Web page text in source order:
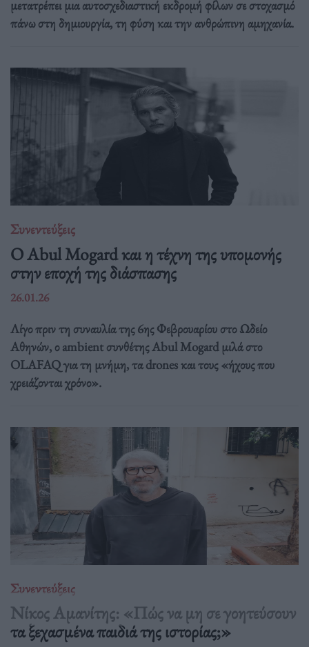
μετατρέπει μια αυτοσχεδιαστική εκδρομή φίλων σε στοχασμό
πάνω στη δημιουργία, τη φύση και την ανθρώπινη αμηχανία.
Συνεντεύξεις
Ο Abul Mogard και η τέχνη της υπομονής
στην εποχή της διάσπασης
26.01.26
Λίγο πριν τη συναυλία της 6ης Φεβρουαρίου στο Ωδείο
Αθηνών, ο ambient συνθέτης Abul Mogard μιλά στο
OLAFAQ για τη μνήμη, τα drones και τους «ήχους που
χρειάζονται χρόνο».
Συνεντεύξεις
Νίκος Αμανίτης: «Πώς να μη σε γοητεύσουν
τα ξεχασμένα παιδιά της ιστορίας;»